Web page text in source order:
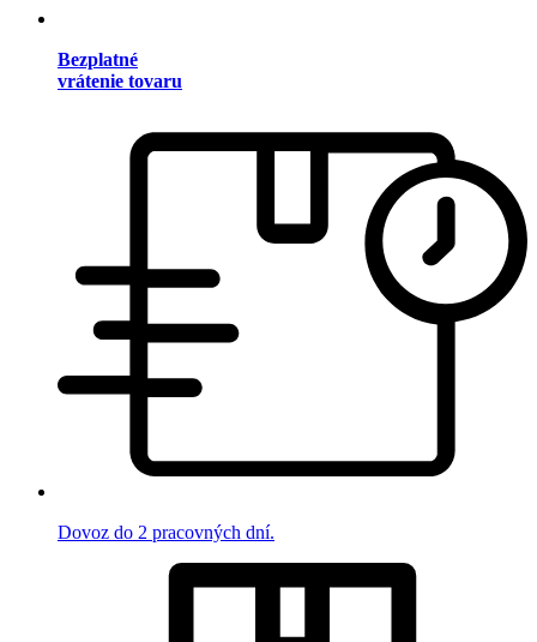
Bezplatné
vrátenie tovaru
Dovoz do 2 pracovných dní.